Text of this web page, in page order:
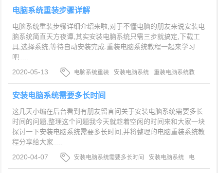
电脑系统重装步骤详解
电脑系统重装步骤详细介绍来啦,对于不懂电脑的朋友来说安装电
脑系统简直天方夜谭,其实安装电脑系统只需三步就搞定,下载工
具,选择系统,等待自动安装完成.重装电脑系统教程一起来学习
吧.....
2020-05-13
电脑系统重装 安装电脑系统
重装电脑系统教
程
安装电脑系统需要多长时间
这几天小编在后台看到有朋友留言问关于安装电脑系统需要多长
时间的问题,整理这个问题我今天就趁着空闲的时间来和大家一块
探讨一下安装电脑系统需要多长时间,并将整理的电脑重装系统教
程分享给大家.....
2020-04-07
安装电脑系统需要多长时间 安装电脑系统
电
脑重装系统教程